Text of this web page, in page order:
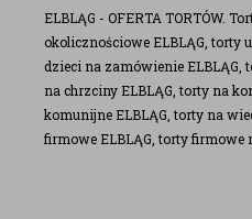
ELBLĄG - OFERTA TORTÓW.
okolicznościowe ELBLĄG, torty
dzieci na zamówienie ELBLĄG,
na chrzciny ELBLĄG, torty na
komunijne ELBLĄG, torty na
firmowe ELBLĄG, torty firmowe